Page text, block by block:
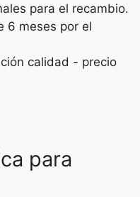
para el recambio.
6 meses por el
calidad - precio
para